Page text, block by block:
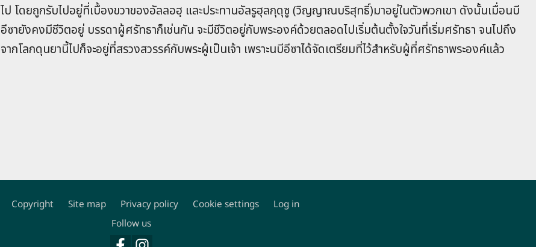
ไป โดยถูกรับไปอยู่ที่เบื้องขวาของอัลลอฮฺ และประทานอัลรูฮุลกุดุซู (วิญญาณบริสุทธิ์)มาอยู่ในตัวพวกเขา ดังนั้นเมื่อนบี
อีซายังคงมีชีวิตอยู่ บรรดาผู้ศรัทธาก็เช่นกัน จะมีชีวิตอยู่กับพระองค์ด้วยตลอดไปเริ่มต้นตั้งใจวันที่เริ่มศรัทธา จนไปถึง
จากโลกดุนยานี้ไปก็จะอยู่ที่สรวงสวรรค์กับพระผู้เป็นเจ้า เพราะนบีอีซาได้จัดเตรียมที่ไว้สำหรับผู้ที่ศรัทธาพระองค์แล้ว
Footer
Copyright Site map Privacy policy Cookie settings
Log in
Follow us